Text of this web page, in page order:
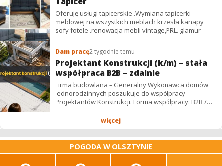
Oferuję usługi tapicerskie .Wymiana tapicerki
meblowej na wszystkich meblach krzesła kanapy
sofy fotele .renowacja mebli vintage,PRL. glamur
Dam pracę2 tygodnie temu
Projektant Konstrukcji (k/m) – stała
współpraca B2B – zdalnie
Firma budowlana – Generalny Wykonawca domów
jednorodzinnych poszukuje do współpracy
Projektantów Konstrukcji. Forma współpracy: B2B /
podwykonawstwo – zdalnie. Wynagrodzenie: ✔
więcej
POGODA W OLSZTYNIE